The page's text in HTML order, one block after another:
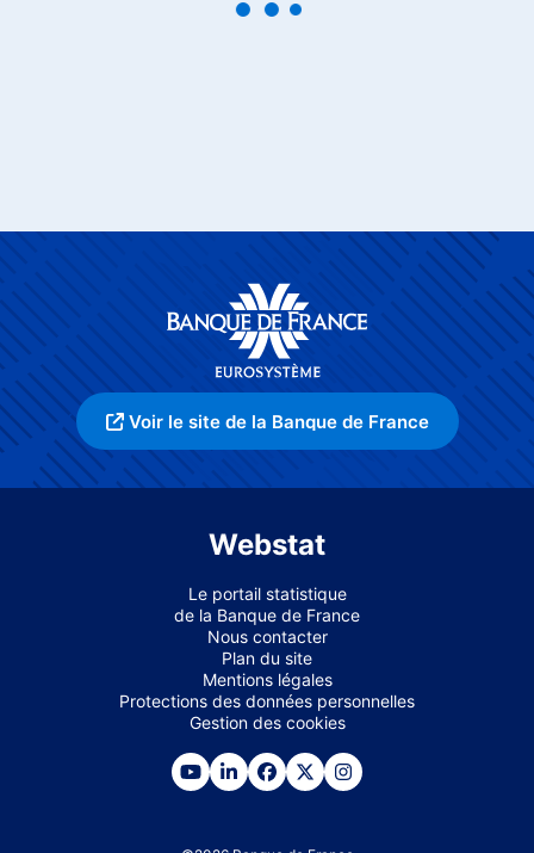
Voir le site de la Banque de France
Webstat
Le portail statistique
de la Banque de France
Nous contacter
Plan du site
Mentions légales
Protections des données personnelles
Gestion des cookies